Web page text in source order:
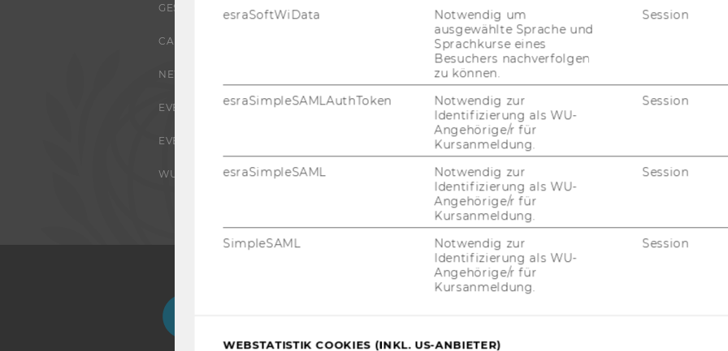
GESELLSCHAFT
CAMPUS
NEWS
EVENTS ARCHIV
EVENTS
WU FOUNDATION
WELCOME SERVICES
JOBS MIT WU-STUDIUM
WU
KARRIERENETZWERKE AN DER
WU
esraSoftWiData
Notwendig um
ausgewählte Sprache und
Sprachkurse eines
Besuchers nachverfolgen
zu können.
Session
esraSimpleSAMLAuthToken
Notwendig zur
Identifizierung als WU-
Angehörige/r für
Kursanmeldung.
Session
esraSimpleSAML
Notwendig zur
Identifizierung als WU-
Angehörige/r für
Kursanmeldung.
Session
SimpleSAML
Notwendig zur
Identifizierung als WU-
Angehörige/r für
Kursanmeldung.
Session
WEBSTATISTIK COOKIES (INKL. US-ANBIETER)